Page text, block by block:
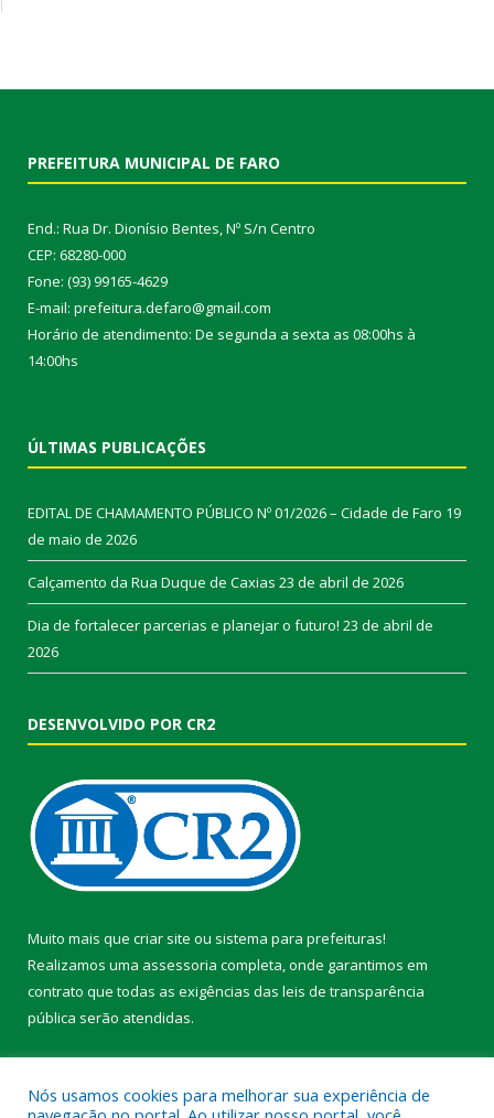
PREFEITURA MUNICIPAL DE FARO
End.: Rua Dr. Dionísio Bentes, Nº S/n Centro
CEP: 68280-000
Fone: (93) 99165-4629
E-mail: prefeitura.defaro@gmail.com
Horário de atendimento: De segunda a sexta as 08:00hs à
14:00hs
ÚLTIMAS PUBLICAÇÕES
EDITAL DE CHAMAMENTO PÚBLICO Nº 01/2026 – Cidade de Faro 19
de maio de 2026
Calçamento da Rua Duque de Caxias 23 de abril de 2026
Dia de fortalecer parcerias e planejar o futuro! 23 de abril de
2026
DESENVOLVIDO POR CR2
Muito mais que criar site ou sistema para prefeituras!
Realizamos uma assessoria completa, onde garantimos em
contrato que todas as exigências das leis de transparência
pública serão atendidas.
Nós usamos cookies para melhorar sua experiência de